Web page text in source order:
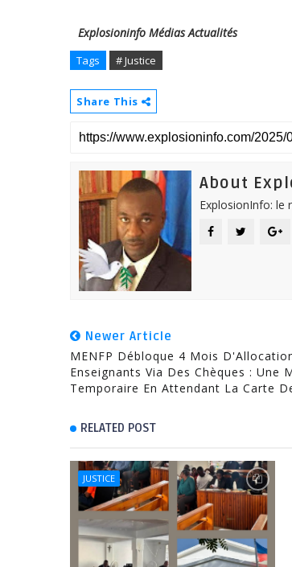
Explosioninfo Médias Actualités
Tags # Justice
Share This
About
ExplosionInfo: le
Newer Article
MENFP Débloque 4 Mois
Enseignants Via Des Chèques : Une
Temporaire En Attendant La Carte
RELATED POST
JUSTICE